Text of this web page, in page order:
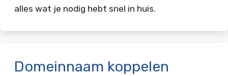
alles wat je nodig hebt snel in huis.
Domeinnaam koppelen